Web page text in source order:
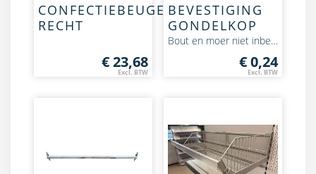
CONFECTIEBEUGEL
RECHT
€ 23,68
Excl. BTW
BEVESTIGING
GONDELKOP
Bout en moer niet inbegrepen (er moet 2 bouten per bevestiging)
€ 0,24
Excl. BTW